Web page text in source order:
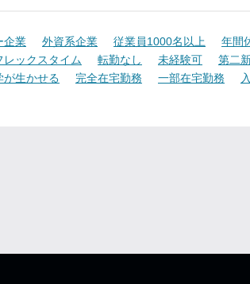
企業 外資系企業 従業員1000名以上
年間
レックスタイム 転勤なし 未経験可 第二
が生かせる 完全在宅勤務 一部在宅勤務